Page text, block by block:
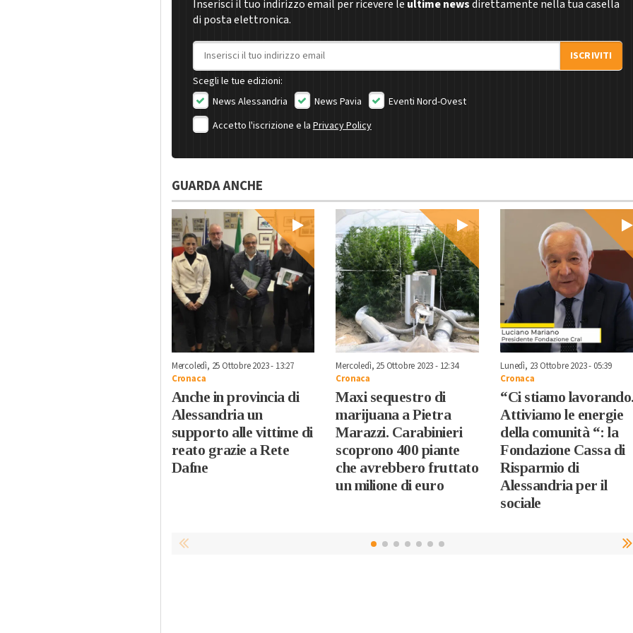
Inserisci il tuo indirizzo email per ricevere le ultime newsdirettamente nella tua casella
di posta elettronica.
Indirizzo email
ISCRIVITI
Scegli le tue edizioni:
News Alessandria
News Pavia
Eventi Nord-Ovest
Accetto l'iscrizione e laPrivacy Policy
GUARDA ANCHE
Mercoledì, 25 Ottobre 2023 - 13:27
Cronaca
Anche in provincia di
Alessandria un
supporto alle vittime di
reato grazie a Rete
Dafne
Mercoledì, 25 Ottobre 2023 - 12:34
Cronaca
Maxi sequestro di
marijuana a Pietra
Marazzi. Carabinieri
scoprono 400 piante
che avrebbero fruttato
un milione di euro
Lunedì, 23 Ottobre 2023 - 05:39
Cronaca
“Ci stiamo lavorando.
Attiviamo le energie
della comunità “: la
Fondazione Cassa di
Risparmio di
Alessandria per il
sociale